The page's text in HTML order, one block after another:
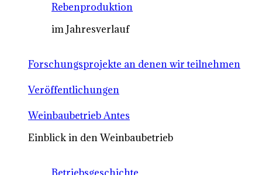
Rebenproduktion
im Jahresverlauf
Forschungsprojekte an denen wir teilnehmen
Veröffentlichungen
Weinbaubetrieb Antes
Einblick in den Weinbaubetrieb